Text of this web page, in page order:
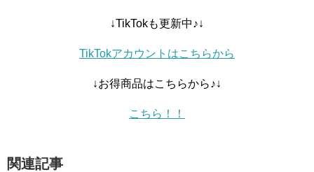
↓TikTokも更新中♪↓
TikTokアカウントはこちらから
↓お得商品はこちらから♪↓
こちら！！
関連記事